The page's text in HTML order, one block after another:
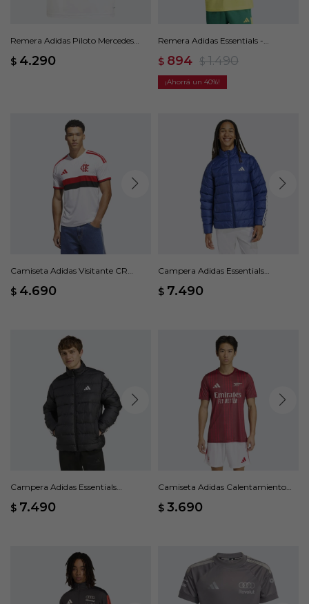
Remera Adidas Piloto Mercedes
$ 4.290
Remera Adidas Essentials -
$ 894 $ 1.490
40
Camiseta Adidas Visitante CR
$ 4.690
Campera Adidas Essentials
$ 7.490
Campera Adidas Essentials
$ 7.490
Camiseta Adidas Calentamiento
$ 3.690